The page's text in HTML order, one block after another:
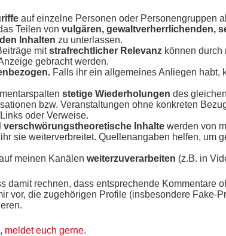
auf einzelne Personen oder Personengruppen
Teilen vonvulgären, gewaltverherrlichenden,
Inhalten zu unterlassen.
mitstrafrechtlicher Relevanz können durch
gebracht werden.
Falls ihr ein allgemeines Anliegen habt,
stetige Wiederholungen des
bzw. Veranstaltungen ohne konkreten
oder Verweise.
verschwörungstheoretische Inhalte werden von
sie weiterverbreitet. Quellenangaben helfen, um
meinen Kanälenweiterzuverarbeiten (z.B. in
damit rechnen, dass entsprechende Kommentare
vor, die zugehörigen Profile (insbesondere Fake-
meldet euch gerne.